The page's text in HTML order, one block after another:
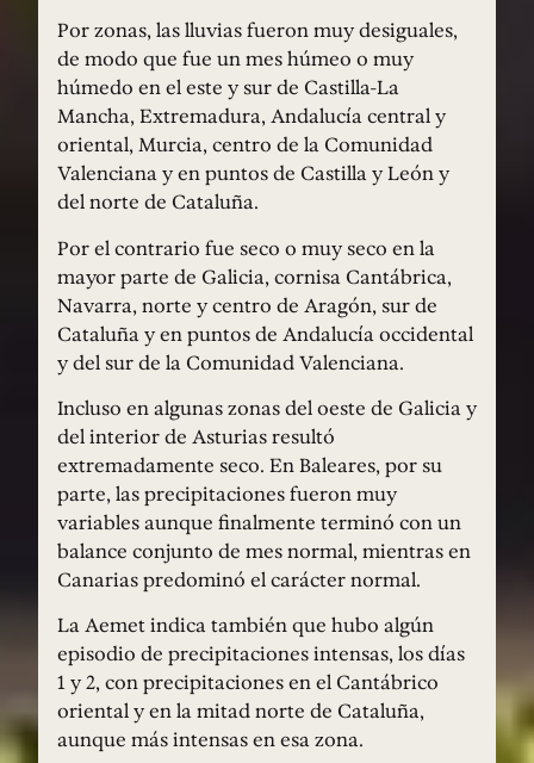
Por zonas, las lluvias fueron muy desiguales,
de modo que fue un mes húmeo o muy
húmedo en el este y sur de Castilla-La
Mancha, Extremadura, Andalucía central y
oriental, Murcia, centro de la Comunidad
Valenciana y en puntos de Castilla y León y
del norte de Cataluña.
Por el contrario fue seco o muy seco en la
mayor parte de Galicia, cornisa Cantábrica,
Navarra, norte y centro de Aragón, sur de
Cataluña y en puntos de Andalucía occidental
y del sur de la Comunidad Valenciana.
Incluso en algunas zonas del oeste de Galicia y
del interior de Asturias resultó
extremadamente seco. En Baleares, por su
parte, las precipitaciones fueron muy
variables aunque finalmente terminó con un
balance conjunto de mes normal, mientras en
Canarias predominó el carácter normal.
La Aemet indica también que hubo algún
episodio de precipitaciones intensas, los días
1 y 2, con precipitaciones en el Cantábrico
oriental y en la mitad norte de Cataluña,
aunque más intensas en esa zona.